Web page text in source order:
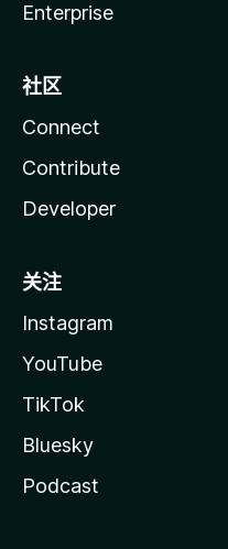
Enterprise
社区
Connect
Contribute
Developer
关注
Instagram
YouTube
TikTok
Bluesky
Podcast